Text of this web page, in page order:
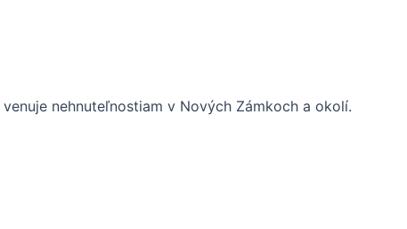
nehnuteľnostiam v Nových Zámkoch a okolí.